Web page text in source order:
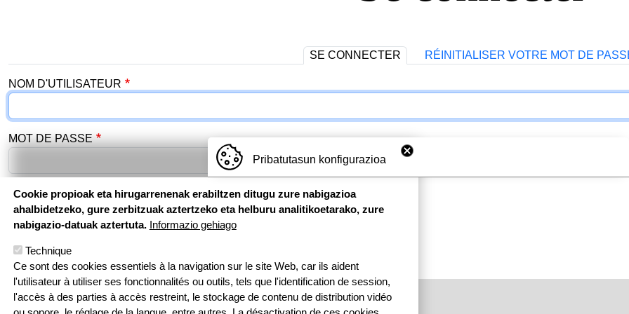
Onglets principaux SE CONNECTER RÉINITIALISER VOTRE MOT DE
NOM D'UTILISATEUR
MOT DE PASSE
Se connecter
Pribatutasun konfigurazioa
Cookie propioak eta hirugarrenenak erabiltzen ditugu zure nabigazioa
ahalbidetzeko, gure zerbitzuak aztertzeko eta helburu analitikoetarako, zure
nabigazio-datuak aztertuta. Informazio gehiago
Technique
Ce sont des cookies essentiels à la navigation sur le site Web, car ils aident
l'utilisateur à utiliser ses fonctionnalités ou outils, tels que l'identification de session,
l'accès à des parties à accès restreint, le stockage de contenu de distribution vidéo